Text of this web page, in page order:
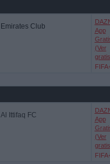
Emirates Club
App
(Ver
Al Ittifaq FC
App
(Ver